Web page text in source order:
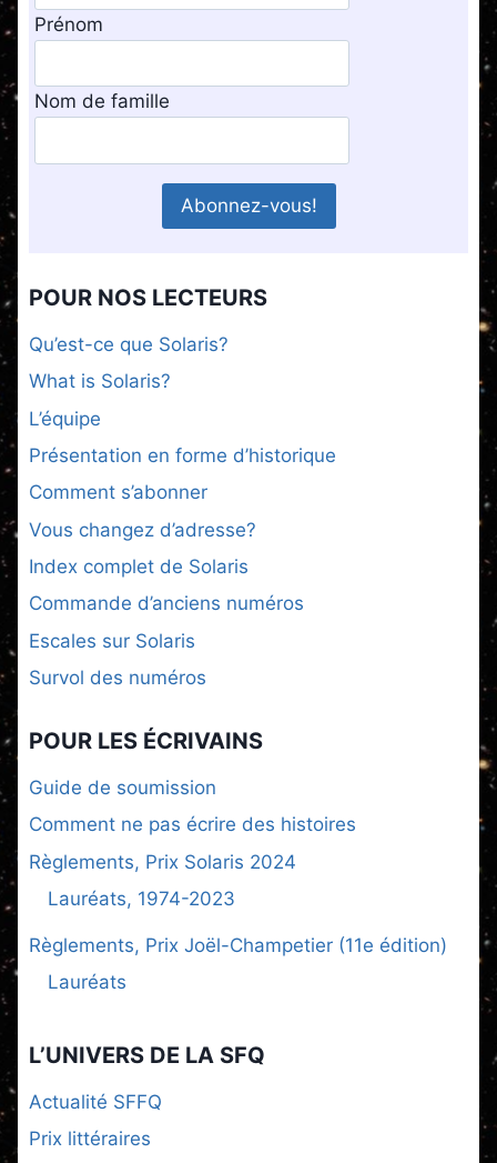
Prénom
Nom de famille
POUR NOS LECTEURS
Qu’est-ce que Solaris?
What is Solaris?
L’équipe
Présentation en forme d’historique
Comment s’abonner
Vous changez d’adresse?
Index complet de Solaris
Commande d’anciens numéros
Escales sur Solaris
Survol des numéros
POUR LES ÉCRIVAINS
Guide de soumission
Comment ne pas écrire des histoires
Règlements, Prix Solaris 2024
Lauréats, 1974-2023
Règlements, Prix Joël-Champetier (11e édition)
Lauréats
L’UNIVERS DE LA SFQ
Actualité SFFQ
Prix littéraires